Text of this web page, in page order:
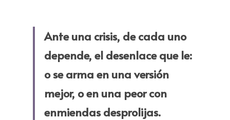
Ante una crisis, de cada uno
depende, el desenlace que le:
o se arma en una versión
mejor, o en una peor con
enmiendas desprolijas.​